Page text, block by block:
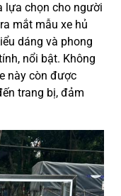
lựa chọn cho người
mắt mẫu xe hủ
dáng và phong
nổi bật. Không
này còn được
trang bị, đảm